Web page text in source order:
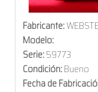
Fabricante:
Modelo:
Serie:59773
Condición:Bueno
Fecha de